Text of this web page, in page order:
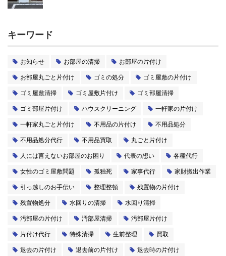
キーワード
お知らせ お部屋の清掃
お部屋の片付け
お部屋丸ごと片付け
ゴミの処分
ゴミ屋敷の片付け
ゴミ屋敷清掃
ゴミ屋敷片付け
ゴミ部屋清掃
ゴミ部屋片付け
ハウスクリーニング
一軒家の片付け
一軒家丸ごと片付け
不用品の片付け
不用品処分
不用品処分代行
不用品買取
丸ごと片付け
人には言えないお部屋のお困り
代表の想い
各種代行
女性のゴミ屋敷問題
孤独死 家事代行
家財搬出作業
引っ越しのお手伝い
整理整頓
残置物の片付け
残置物処分
水回りの清掃
水回り清掃
汚部屋の片付け
汚部屋清掃
汚部屋片付け
片付け代行
特殊清掃 生前整理
買取
退去の片付け
退去前の片付け
退去時の片付け